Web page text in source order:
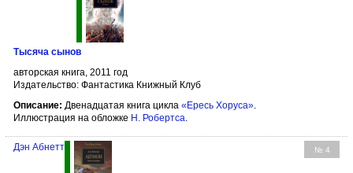
Тысяча сынов
авторская книга, 2011 год
Издательство: Фантастика Книжный Клуб
Описание: Двенадцатая книга цикла «Ересь Хоруса»
Иллюстрация на обложке Н. Робертса
№ 4
Дэн Абнетт